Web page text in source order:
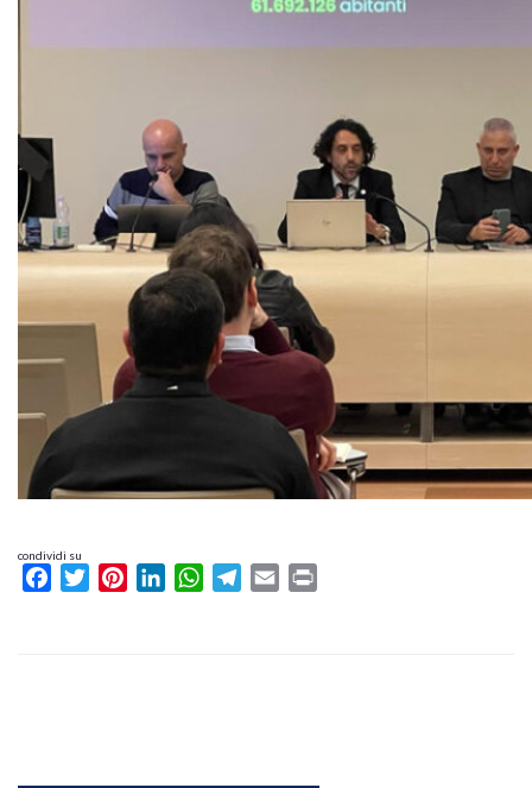
condividi su
FacebookTwitterPinterestLinkedInWhatsAppTelegram
Email